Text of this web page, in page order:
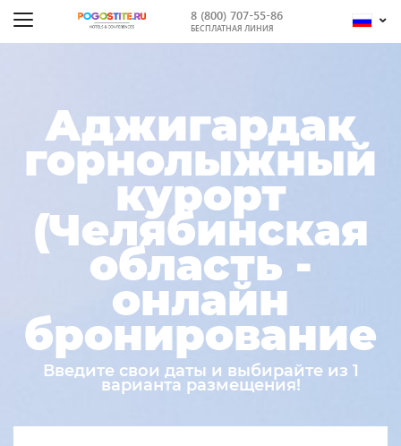
8 (800) 707-55-86
БЕСПЛАТНАЯ ЛИНИЯ
Аджигардак
горнолыжный
курорт
(Челябинская
область -
онлайн
бронирование
Введите свои даты и выбирайте из 1
варианта размещения!